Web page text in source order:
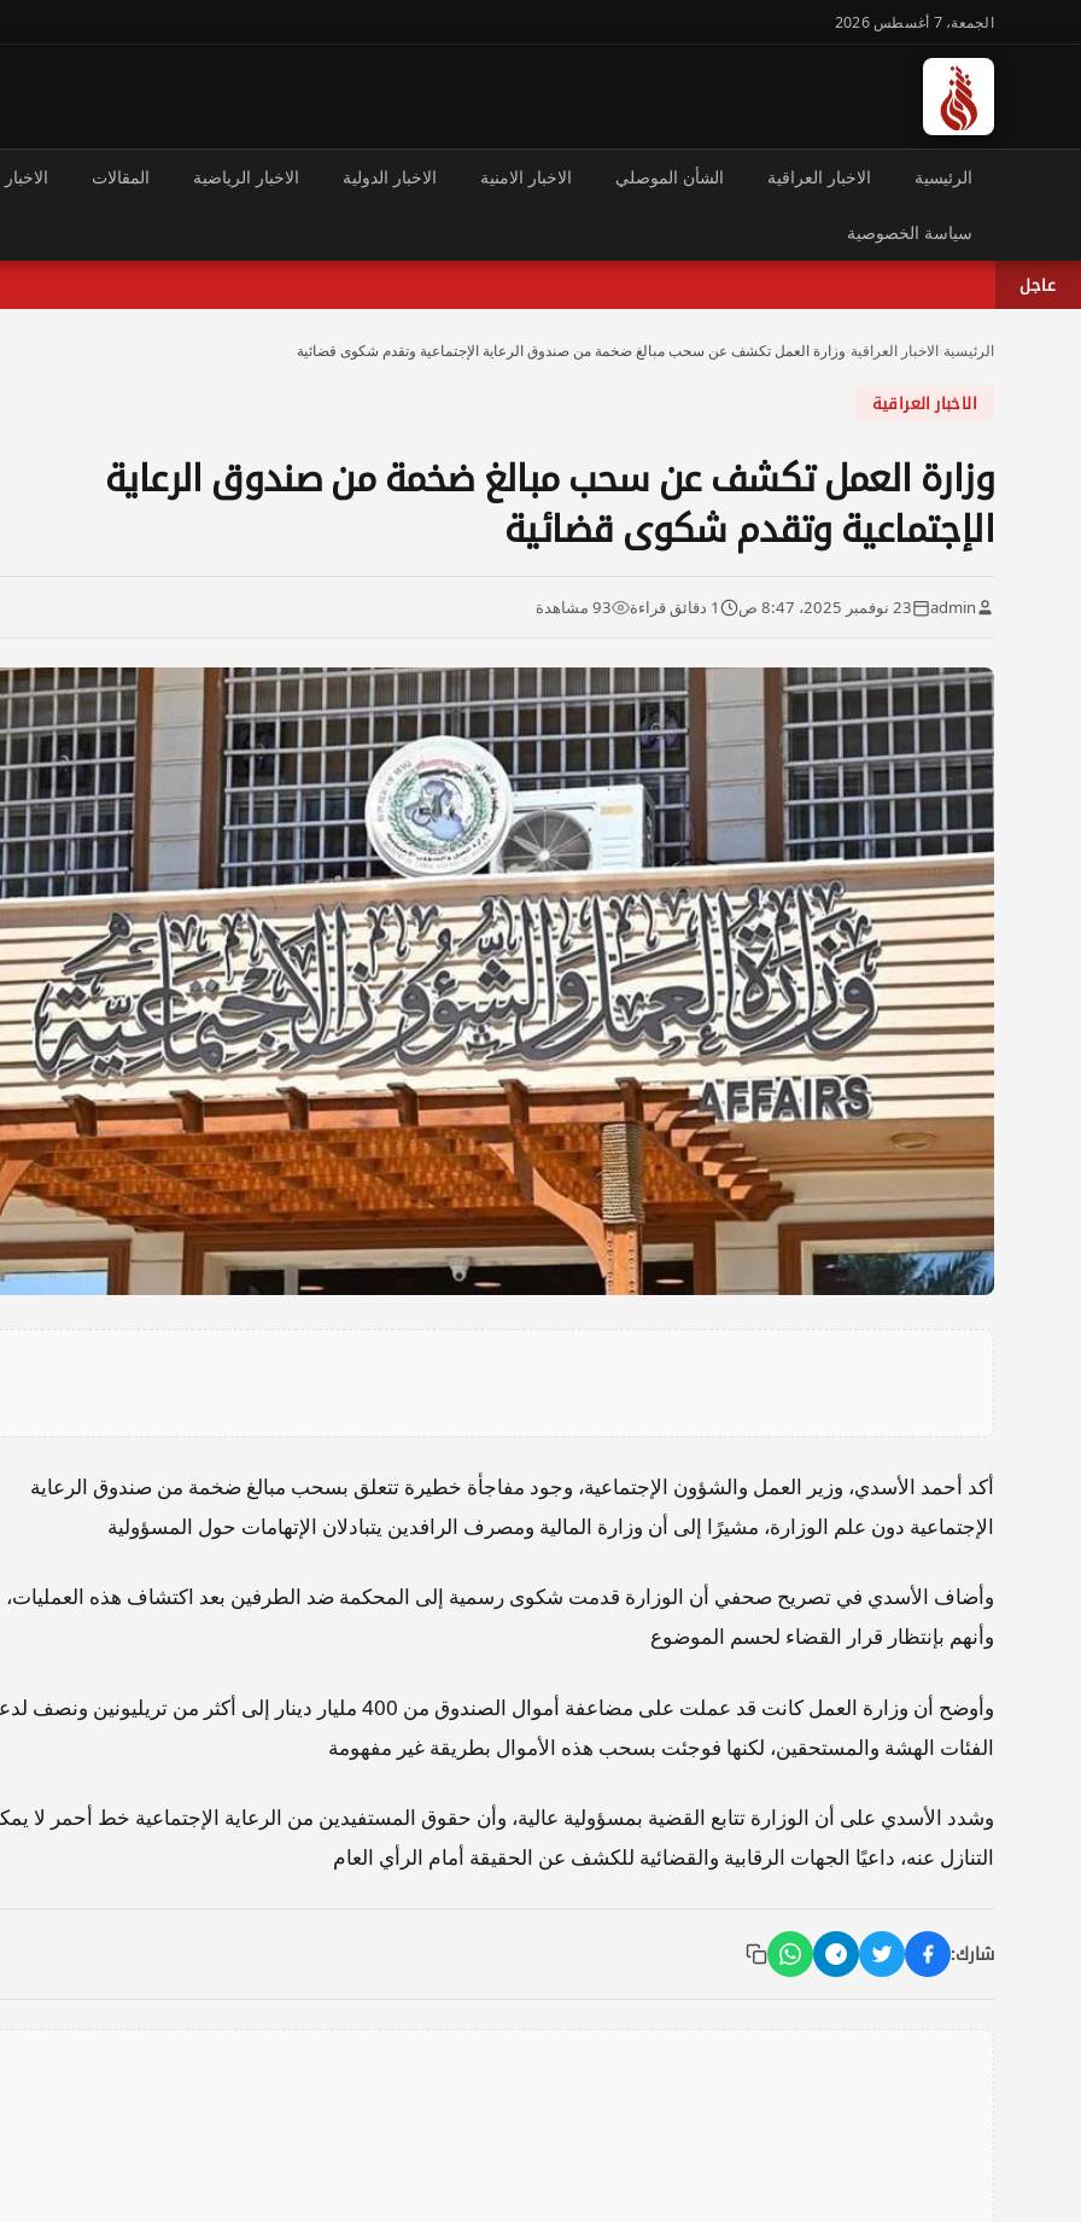
الجمعة، 7 أغسطس 2026
الرئيسية الاخبار العراقية الشأن الموصلي الاخبار الامنية الاخبار الدولية الاخبار الرياضية المقالات
سياسة الخصوصية
عاجل
الرئيسية الاخبار العراقية وزارة العمل تكشف عن سحب مبالغ ضخمة من صندوق الرعاية الإجتماعية وتقدم شكوى قضائية
الاخبار العراقية
وزارة العمل تكشف عن سحب مبالغ ضخمة من صندوق الرعاية
الإجتماعية وتقدم شكوى قضائية
admin 23 نوفمبر 2025، 8:47 ص 1 دقائق قراءة 93 مشاهدة
أكد أحمد الأسدي، وزير العمل والشؤون الإجتماعية، وجود مفاجأة خطيرة تتعلق بسحب مبالغ ضخمة من صندوق الرعاية
الإجتماعية دون علم الوزارة، مشيرًا إلى أن وزارة المالية ومصرف الرافدين يتبادلان الإتهامات حول المسؤولية
وأضاف الأسدي في تصريح صحفي أن الوزارة قدمت شكوى رسمية إلى المحكمة ضد الطرفين بعد اكتشاف هذه العمليات،
وأنهم بإنتظار قرار القضاء لحسم الموضوع
وأوضح أن وزارة العمل كانت قد عملت على مضاعفة أموال الصندوق من 400 مليار دينار إلى أكثر من تريليونين
الفئات الهشة والمستحقين، لكنها فوجئت بسحب هذه الأموال بطريقة غير مفهومة
وشدد الأسدي على أن الوزارة تتابع القضية بمسؤولية عالية، وأن حقوق المستفيدين من الرعاية الإجتماعية خط أحمر لا
التنازل عنه، داعيًا الجهات الرقابية والقضائية للكشف عن الحقيقة أمام الرأي العام
شارك: